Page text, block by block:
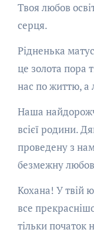
Твоя любов
серця.
Рідненька
це золота пора
нас по життю, а
Наша
всієї родини.
проведену з
безмежну
Кохана! У твій
все
тільки початок